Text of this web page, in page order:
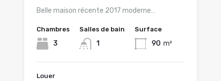
Belle maison récente 2017 moderne…
Chambres
3
Salles de bain
1
Surface
90 m²
Louer